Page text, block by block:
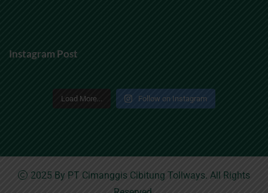
Instagram Post
Load More... Follow on Instagram
2025 By PT Cimanggis Cibitung Tollways. All Rights